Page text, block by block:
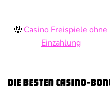
🤑 Casino Freispiele ohne
Einzahlung
Die besten Casino-